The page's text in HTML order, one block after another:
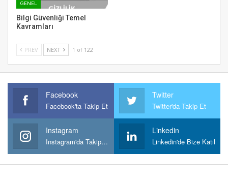
GENEL
Bilgi Güvenliği Temel
Kavramları
PREV NEXT 1 of 122
Facebook
Facebook'ta Takip Et
Twitter
Twitter'da Takip Et
Instagram
Instagram'da Takipt Et
Linkedin
Linkedin'de Bize Katıl